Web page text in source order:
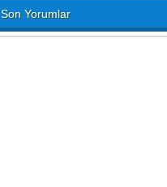
Son Yorumlar